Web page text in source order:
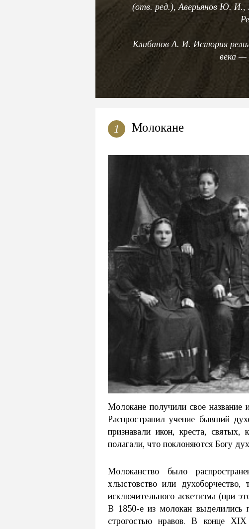
(отв. ред.), Аверьянов Ю.
Клибанов А. И. История
века —
1 Молокане
Молокане получили свое название
Распространил учение бывший
признавали икон, креста,
полагали, что поклоняются Богу
Молоканство было
хлыстовство или духоборчество,
исключительного аскетизма (при
В 1850-е из молокан выделились
строгостью нравов. В конце